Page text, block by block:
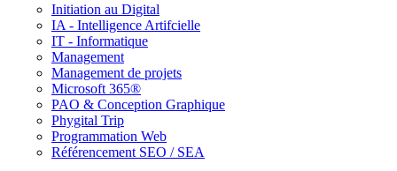
Initiation au Digital
IA - Intelligence Artifcielle
IT - Informatique
Management
Management de projets
Microsoft 365®
PAO & Conception Graphique
Phygital Trip
Programmation Web
Référencement SEO / SEA